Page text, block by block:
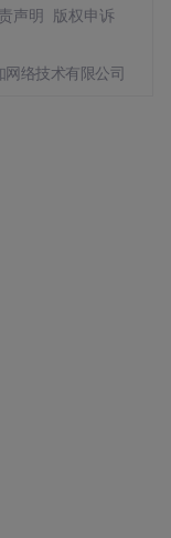
声明
版权申诉
络技术有限公司